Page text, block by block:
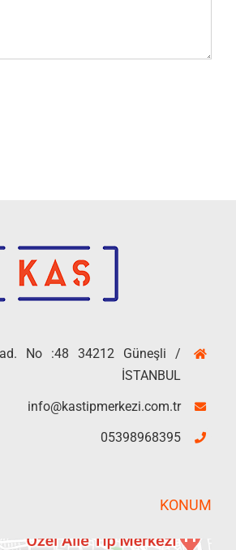
No :48 34212 Güneşli /
İSTANBUL
info@kastipmerkezi.com.tr
05398968395
KONUM